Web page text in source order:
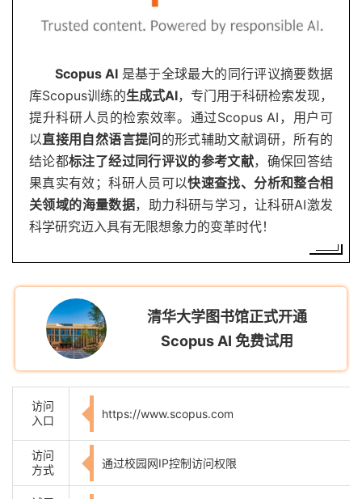
Scopus AI 是基于全球最大的同行评议摘要数据
库Scopus训练的生成式AI，专门用于科研检索发现，
提升科研人员的检索效率。通过Scopus AI，用户可
以直接用自然语言提问 的形式辅助文献调研，所有的
结论都标注了经过同行评议的参考文献，确保回答结
果真实有效；科研人员可以快速查找、分析和整合相
关领域的海量数据，助力科研与学习，让科研AI激发
科学研究迈入具有无限想象力的变革时代！
清华大学图书馆正式开通
Scopus AI 免费试用
访问
入口
https://www.scopus.com
访问
方式
通过校园网IP控制访问权限